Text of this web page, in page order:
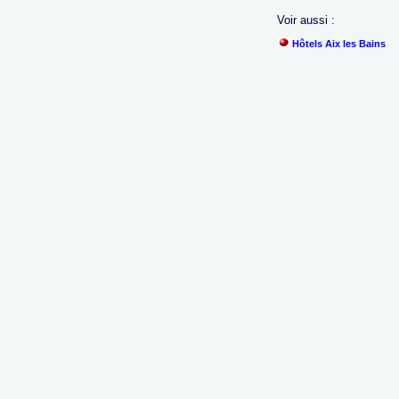
Voir aussi :
Hôtels Aix les Bains